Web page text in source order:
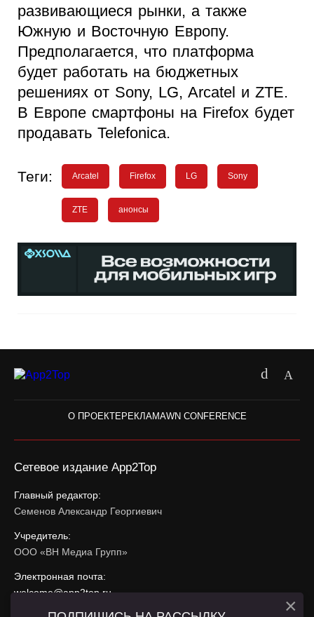
развивающиеся рынки, а также
Южную и Восточную Европу.
Предполагается, что платформа
будет работать на бюджетных
решениях от Sony, LG, Arcatel и ZTE.
В Европе смартфоны на Firefox будет
продавать Telefonica.
Теги: Arcatel Firefox LG Sony
ZTE анонсы
О ПРОЕКТЕ РЕКЛАМАWN CONFERENCE
Сетевое издание App2Top
Главный редактор:
Семенов Александр Георгиевич
Учредитель:
ООО «ВН Медиа Групп»
Электронная почта:
welcome@app2top.ru
×